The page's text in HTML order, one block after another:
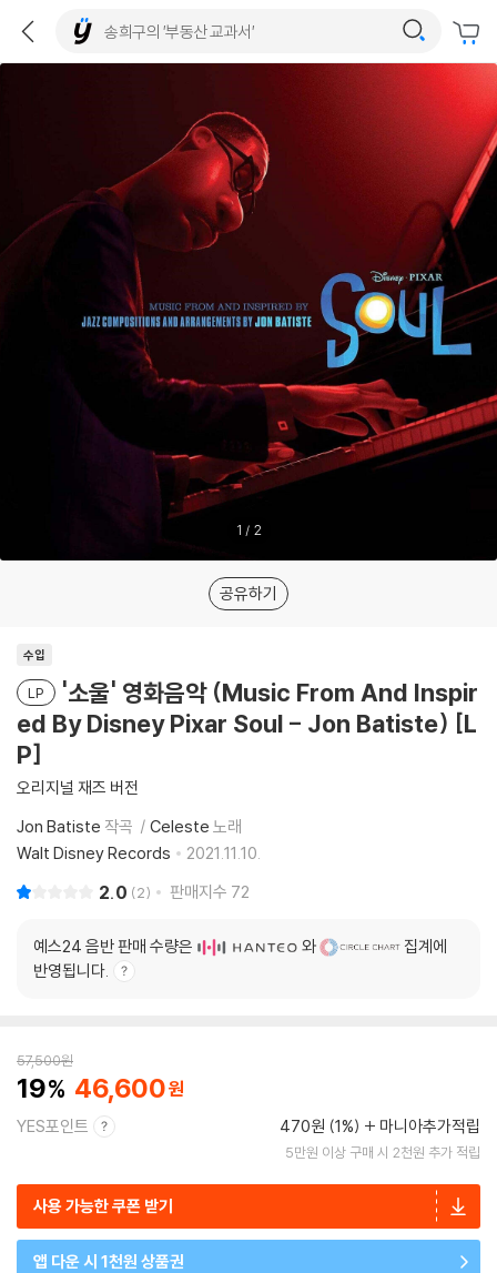
1 / 2
공유하기
수입
LP
'소울' 영화음악 (Music From And Inspir
ed By Disney Pixar Soul - Jon Batiste) [L
P]
오리지널 재즈 버전
Jon Batiste 작곡 Celeste 노래
Walt Disney Records
2021.11.10.
2.0 2 판매지수 72
예스24 음반 판매 수량은 와
집계에
반영됩니다.
57,500원
19 46,600
YES포인트 470원 (1%) 마니아추가적립
5만원 이상 구매 시 2천원 추가 적립
사용 가능한 쿠폰 받기
앱 다운 시 1천원 상품권